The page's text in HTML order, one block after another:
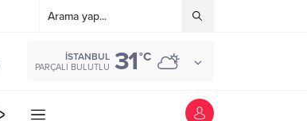
İSTANBUL
PARÇALI BULUTLU 31°C